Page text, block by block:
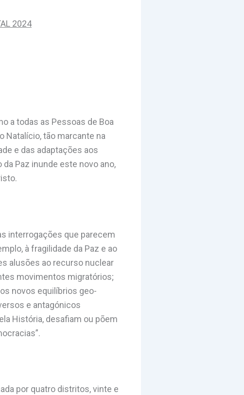
2024
a todas as Pessoas de Boa
Natalício, tão marcante na
e das adaptações aos
Paz inunde este novo ano,
interrogações que parecem
à fragilidade da Paz e ao
alusões ao recurso nuclear
movimentos migratórios;
novos equilíbrios geo-
e antagónicos
História, desafiam ou põem
por quatro distritos, vinte e